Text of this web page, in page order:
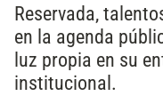
Reservada,
en la agenda
luz propia en su
institucional.